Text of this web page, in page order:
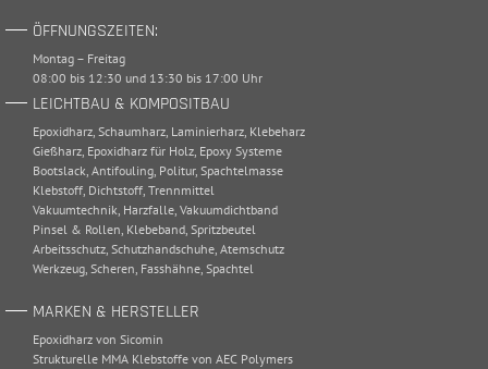
ÖFFNUNGSZEITEN:
Montag – Freitag
08:00 bis 12:30 und 13:30 bis 17:00 Uhr
LEICHTBAU & KOMPOSITBAU
Epoxidharz, Schaumharz, Laminierharz, Klebeharz
Gießharz, Epoxidharz für Holz, Epoxy Systeme
Bootslack, Antifouling, Politur, Spachtelmasse
Klebstoff, Dichtstoff, Trennmittel
Vakuumtechnik, Harzfalle, Vakuumdichtband
Pinsel & Rollen, Klebeband, Spritzbeutel
Arbeitsschutz, Schutzhandschuhe, Atemschutz
Werkzeug, Scheren, Fasshähne, Spachtel
MARKEN & HERSTELLER
Epoxidharz von Sicomin
Strukturelle MMA Klebstoffe von AEC Polymers